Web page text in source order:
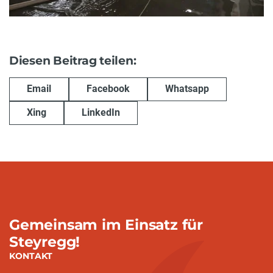
Diesen Beitrag teilen:
Email Facebook Whatsapp
Xing LinkedIn
Gemeinsam im Einsatz für
Steyregg!
KONTAKT